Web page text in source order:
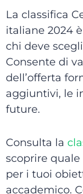
La classifica
italiane 2024
chi deve
Consente di
dell’offerta
aggiuntivi, le
future.
Consulta la
scoprire
per i tuoi
accademico.